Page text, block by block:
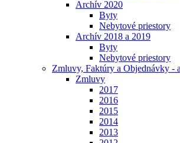
Archív 2020
Byty
Nebytové priestory
Archív 2018 a 2019
Byty
Nebytové priestory
Zmluvy, Faktúry a Objednávky -
Zmluvy
2017
2016
2015
2014
2013